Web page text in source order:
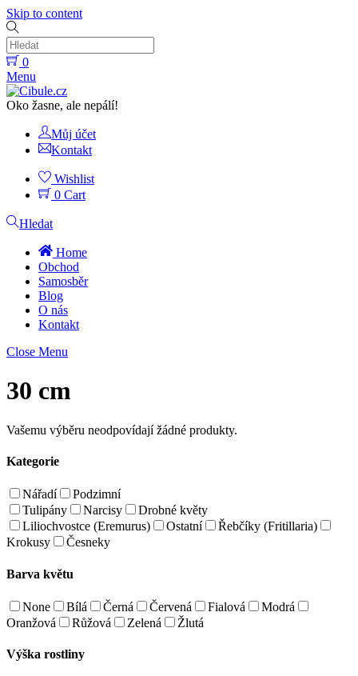
Skip to content
0
Menu
Oko žasne, ale nepálí!
Můj účet
Kontakt
Wishlist
0 Cart
Hledat
Home
Obchod
Samosběr
Blog
O nás
Kontakt
Close Menu
30 cm
Vašemu výběru neodpovídají žádné produkty.
Kategorie
Nářadí
Podzimní
Tulipány
Narcisy
Drobné květy
Liliochvostce (Eremurus)
Ostatní
Řebčíky (Fritillaria)
Krokusy
Česneky
Barva květu
None Bílá Černá Červená Fialová
Modrá
Oranžová
Růžová Zelená Žlutá
Výška rostliny